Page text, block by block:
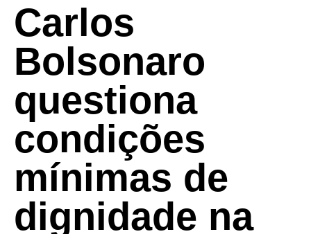
Carlos
Bolsonaro
questiona
condições
mínimas de
dignidade na